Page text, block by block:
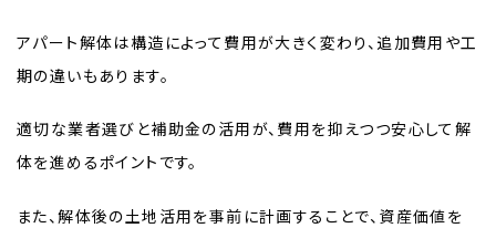
アパート解体は構造によって費用が大きく変わり、追加費用や工
期の違いもあります。
適切な業者選びと補助金の活用が、費用を抑えつつ安心して解
体を進めるポイントです。
また、解体後の土地活用を事前に計画することで、資産価値を